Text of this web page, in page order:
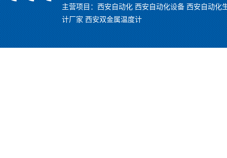
主营项目： 西安自动化 西安自动化设备 西安自动化
计厂家 西安双金属温度计